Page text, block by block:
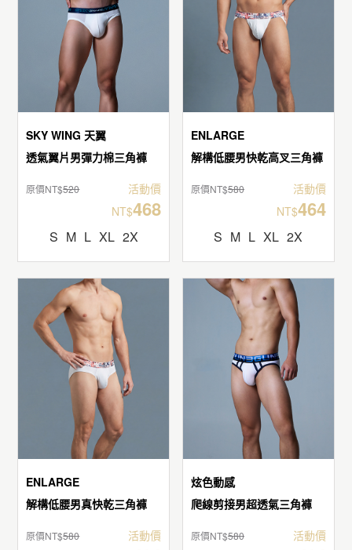
SKY WING 天翼
透氣翼片男彈力棉三角褲
原價NT$520
活動價
NT$468
S M L XL 2X
ENLARGE
解構低腰男快乾高叉三角褲
原價NT$580
活動價
NT$464
S M L XL 2X
ENLARGE
解構低腰男真快乾三角褲
原價NT$580
活動價
炫色動感
爬線剪接男超透氣三角褲
原價NT$580
活動價